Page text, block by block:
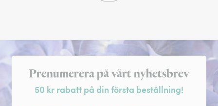
Registrera dig för nyhetsbrev
Prenumerera på vårt nyhetsbrev
50 kr rabatt på din första beställning!